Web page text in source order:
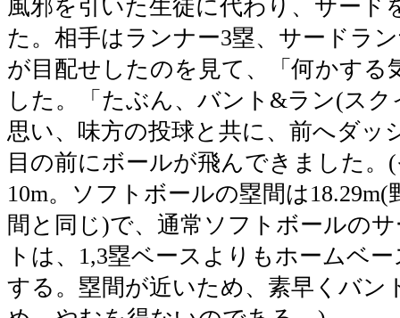
風邪を引いた生徒に代わり、サード
た。相手はランナー3塁、サードラ
が目配せしたのを見て、「何かする
した。「たぶん、バント&ラン(ス
思い、味方の投球と共に、前へダッ
目の前にボールが飛んできました。
10m。ソフトボールの塁間は
間と同じ)で、通常ソフトボールの
トは、1,3塁ベースよりもホームベ
する。塁間が近いため、素早くバン